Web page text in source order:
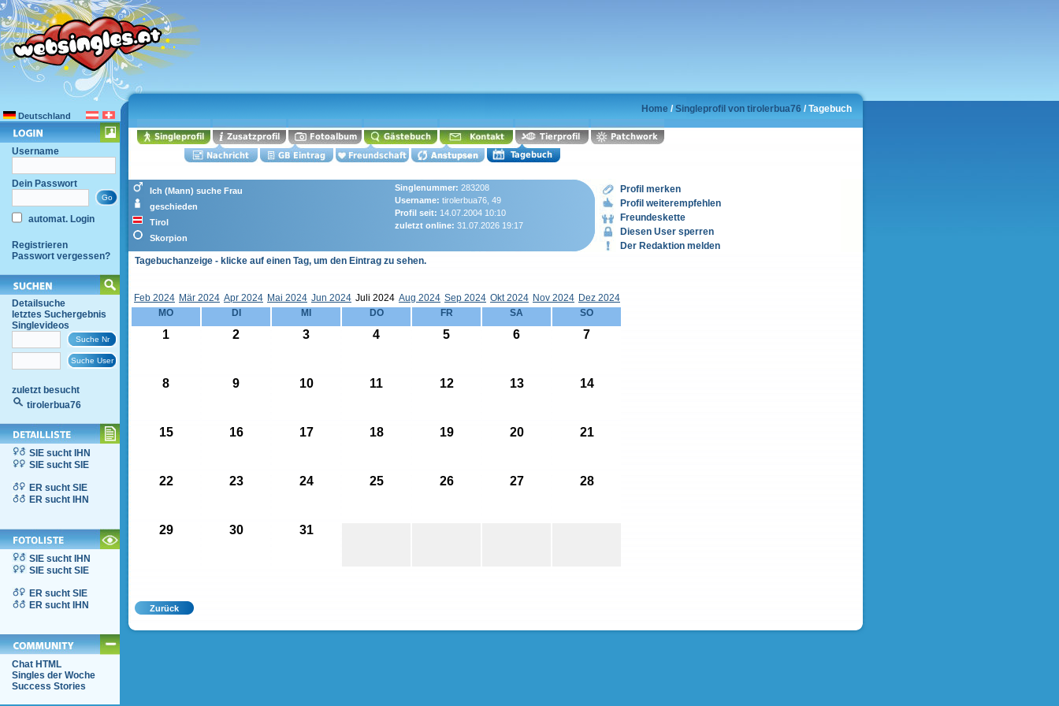
Deutschland
Username
Dein Passwort
automat. Login
Registrieren
Passwort vergessen?
Detailsuche
letztes Suchergebnis
Singlevideos
zuletzt besucht
tirolerbua76
SIE sucht IHN
SIE sucht SIE
ER sucht SIE
ER sucht IHN
SIE sucht IHN
SIE sucht SIE
ER sucht SIE
ER sucht IHN
Chat HTML
Singles der Woche
Success Stories
Home / Singleprofil von tirolerbua76 / Tagebuch
Ich (Mann) suche Frau
geschieden
Tirol
Skorpion
Singlenummer: 283208
Username: tirolerbua76, 49
Profil seit: 14.07.2004 10:10
zuletzt online: 31.07.2026 19:17
Profil merken
Profil weiterempfehlen
Freundeskette
Diesen User sperren
Der Redaktion melden
Tagebuchanzeige - klicke auf einen Tag, um den Eintrag zu sehen.
Feb 2024 Mär 2024 Apr 2024 Mai 2024 Jun 2024 Juli 2024 Aug 2024 Sep 2024 Okt 2024 Nov 2024 Dez 2024
MO
DI MI DO FR SA SO
1 2 3 4 5 6 7
8 9 10 11 12 13 14
15 16 17 18 19 20 21
22 23 24 25 26 27 28
29 30 31